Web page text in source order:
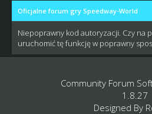
Oficjalne forum gry Speedway-World
Niepoprawny kod autoryzacji. Czy na
uruchomić tę funkcję w poprawny
Community Forum
1.8.27
Designed By